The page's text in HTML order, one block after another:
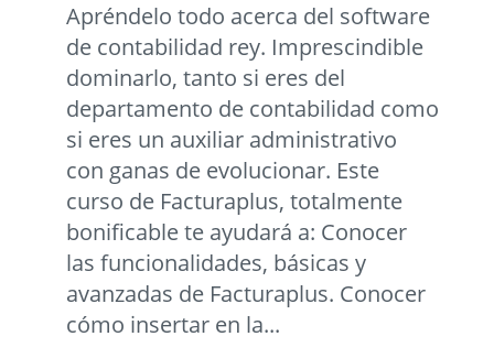
Apréndelo todo acerca del software
de contabilidad rey. Imprescindible
dominarlo, tanto si eres del
departamento de contabilidad como
si eres un auxiliar administrativo
con ganas de evolucionar. Este
curso de Facturaplus, totalmente
bonificable te ayudará a: Conocer
las funcionalidades, básicas y
avanzadas de Facturaplus. Conocer
cómo insertar en la...